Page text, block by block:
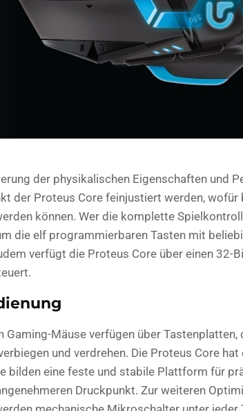
der physikalischen Eigenschaften und
der Proteus Core feinjustiert werden, wofür
können. Wer die komplette
die elf programmierbaren Tasten mit
verfügt die Proteus Core über einen 32-
Gaming-Mäuse verfügen über
und verdrehen. Die Proteus Core
bilden eine feste und stabile Plattform für
Druckpunkt. Zur weiteren